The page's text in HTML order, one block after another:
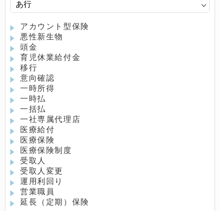
アカウント型保険
悪性新生物
頭金
育児休業給付金
移行
意向確認
一時所得
一時払
一括払
一社専属代理店
医療給付
医療保険
医療保険制度
受取人
受取人変更
運用利回り
営業職員
延長（定期）保険